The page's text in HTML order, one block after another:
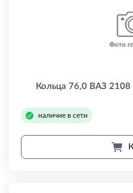
Кольца 76,0 ВАЗ
наличие в сети